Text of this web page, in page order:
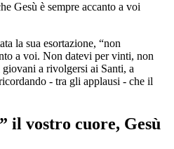
Gesù è sempre accanto a voi
la sua esortazione, “non
a voi. Non datevi per vinti, non
a rivolgersi ai Santi, a
- tra gli applausi - che il
il vostro cuore, Gesù